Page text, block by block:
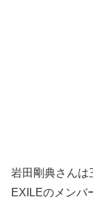
岩田剛典さんは
EXILEのメンバ